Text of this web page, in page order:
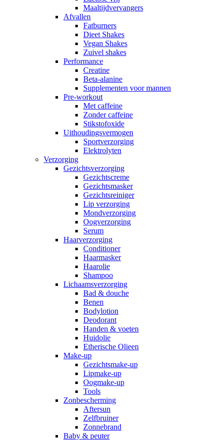
Maaltijdvervangers
Afvallen
Fatburners
Dieet Shakes
Vegan Shakes
Zuivel shakes
Performance
Creatine
Beta-alanine
Supplementen voor mannen
Pre-workout
Met caffeine
Zonder caffeine
Stikstofoxide
Uithoudingsvermogen
Sportverzorging
Elektrolyten
Verzorging
Gezichtsverzorging
Gezichtscreme
Gezichtsmasker
Gezichtsreiniger
Lip verzorging
Mondverzorging
Oogverzorging
Serum
Haarverzorging
Conditioner
Haarmasker
Haarolie
Shampoo
Lichaamsverzorging
Bad & douche
Benen
Bodylotion
Deodorant
Handen & voeten
Huidolie
Etherische Olieen
Make-up
Gezichtsmake-up
Lipmake-up
Oogmake-up
Tools
Zonbescherming
Aftersun
Zelfbruiner
Zonnebrand
Baby & peuter